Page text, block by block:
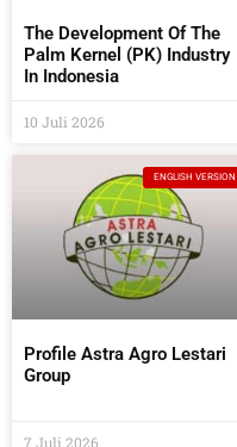
The Development Of The
Palm Kernel (PK) Industry
In Indonesia
10 Juli 2026
ENGLISH VERSION
Profile Astra Agro Lestari
Group
7 Juli 2026